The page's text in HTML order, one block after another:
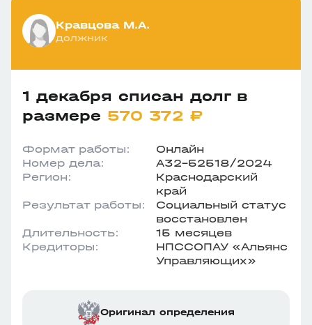
Кравцова М.А.
должник
1 декабря списан долг в
размере 570 372 ₽
Формат работы:
Онлайн
Номер дела:
А32-52518/2024
Регион:
Краснодарский
край
Результат работы:
Социальный статус
восстановлен
Длительность:
15 месяцев
Кредиторы:
НПССОПАУ «Альянс
Управляющих»
Оригинал определения